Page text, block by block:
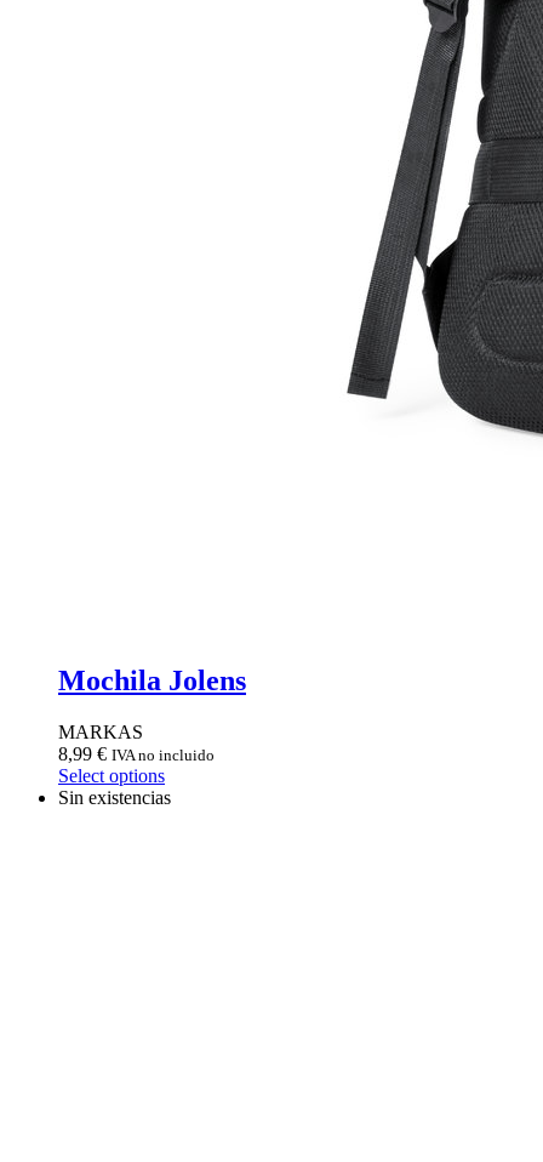
Mochila Jolens
MARKAS
8,99 € IVA no incluido
Select options
Sin existencias